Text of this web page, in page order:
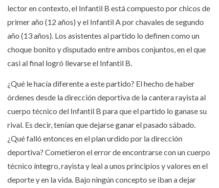
lector en contexto, el Infantil B está compuesto por chicos de
primer año (12 años) y el Infantil A por chavales de segundo
año (13 años). Los asistentes al partido lo definen como un
choque bonito y disputado entre ambos conjuntos, en el que
casi al final logró llevarse el Infantil B.
¿Qué le hacía diferente a este partido? El hecho de haber
órdenes desde la dirección deportiva de la cantera rayista al
cuerpo técnico del Infantil B para que el partido lo ganase su
rival. Es decir, tenían que dejarse ganar el pasado sábado.
¿Qué falló entonces en el plan urdido por la dirección
deportiva? Cometieron el error de encontrarse con un cuerpo
técnico íntegro, rayista y leal a unos principios y valores en el
deporte y en la vida. Bajo ningún concepto se iban a dejar